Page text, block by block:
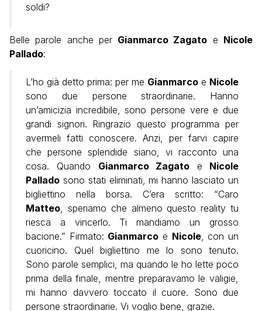
soldi?
Belle parole anche per Gianmarco Zagato e Nicole
Pallado:
L’ho già detto prima: per me Gianmarco e Nicole
sono due persone straordinarie. Hanno
un’amicizia incredibile, sono persone vere e due
grandi signori. Ringrazio questo programma per
avermeli fatti conoscere. Anzi, per farvi capire
che persone splendide siano, vi racconto una
cosa. Quando Gianmarco Zagato e Nicole
Pallado sono stati eliminati, mi hanno lasciato un
bigliettino nella borsa. C’era scritto: “Caro
Matteo, speriamo che almeno questo reality tu
riesca a vincerlo. Ti mandiamo un grosso
bacione.” Firmato: Gianmarco e Nicole, con un
cuoricino. Quel bigliettino me lo sono tenuto.
Sono parole semplici, ma quando le ho lette poco
prima della finale, mentre preparavamo le valigie,
mi hanno davvero toccato il cuore. Sono due
persone straordinarie. Vi voglio bene, grazie.